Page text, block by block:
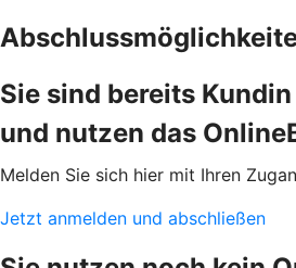
Sie sind bereits
und nutzen das
Melden Sie sich hier mit Ihren
Jetzt anmelden und abschließen